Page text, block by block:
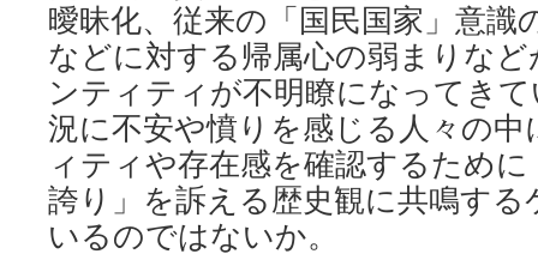
曖昧化、従来の「国民国家」意識
などに対する帰属心の弱まりな
ンティティが不明瞭になってき
況に不安や憤りを感じる人々の
ィティや存在感を確認するため
誇り」を訴える歴史観に共鳴す
いるのではないか。